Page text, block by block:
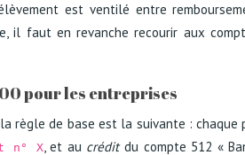
est ventilé entre
il faut en revanche recourir aux
pour les entreprises
règle de base est la suivante : chaque
n° X, et au créditdu compte 512 «